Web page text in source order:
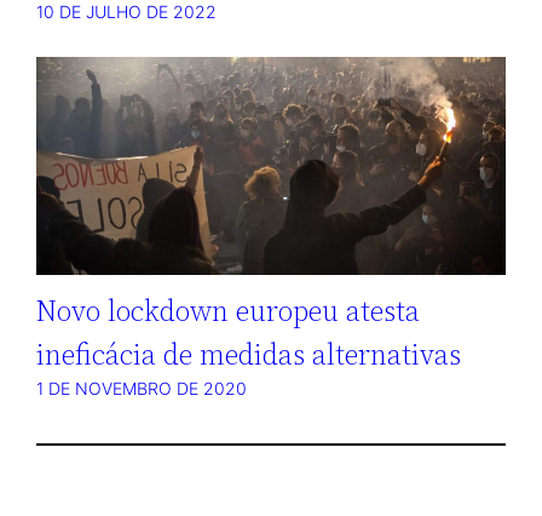
10 DE JULHO DE 2022
Novo lockdown europeu atesta
ineficácia de medidas alternativas
1 DE NOVEMBRO DE 2020